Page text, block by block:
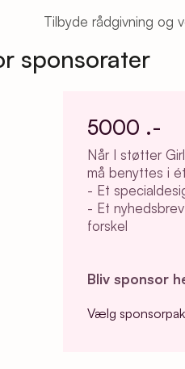
Tilbyde rådgivning og
sponsorater
5000 .-
Når I støtter
må benyttes i
- Et
- Et
forskel
Bliv sponsor
Vælg